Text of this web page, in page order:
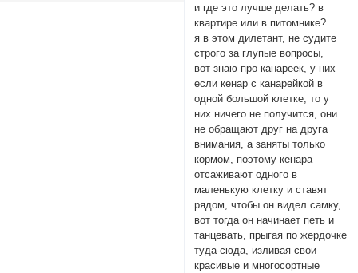
и где это лучше делать? в
квартире или в питомнике?
я в этом дилетант, не судите
строго за глупые вопросы,
вот знаю про канареек, у них
если кенар с канарейкой в
одной большой клетке, то у
них ничего не получится, они
не обращают друг на друга
внимания, а заняты только
кормом, поэтому кенара
отсаживают одного в
маленькую клетку и ставят
рядом, чтобы он видел самку,
вот тогда он начинает петь и
танцевать, прыгая по жердочке
туда-сюда, изливая свои
красивые и многосортные